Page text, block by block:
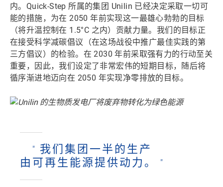
内。Quick-Step 所属的集团 Unilin 已经决定采取一切可
能的措施，为在 2050 年前实现这一最雄心勃勃的目标
（将升温控制在 1.5°C 之内）贡献力量。我们的目标正
在接受科学减碳倡议 （在这场战役中推广最佳实践的第
三方倡议）的检验。在 2030 年前采取强有力的行动至关
重要，因此，我们设定了非常宏伟的短期目标，随后将
循序渐进地迈向在 2050 年实现净零排放的目标。
我们集团一半的生产
由可再生能源提供动力。